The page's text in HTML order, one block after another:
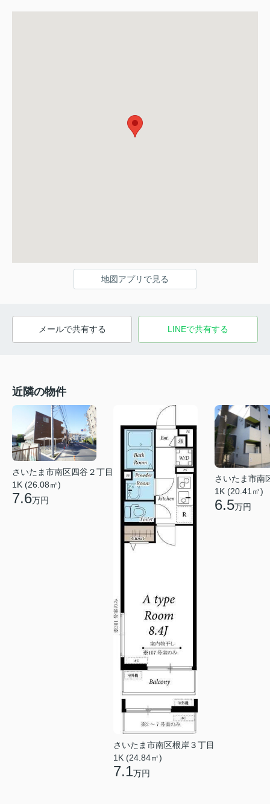
地図アプリで見る
メールで共有する LINEで共有する
近隣の物件
さいたま市南区四谷２丁目
1K (26.08㎡)
7.6万円
さいたま市南区根岸３丁目
1K (24.84㎡)
7.1万円
さいたま市南
1K (20.41㎡)
6.5万円